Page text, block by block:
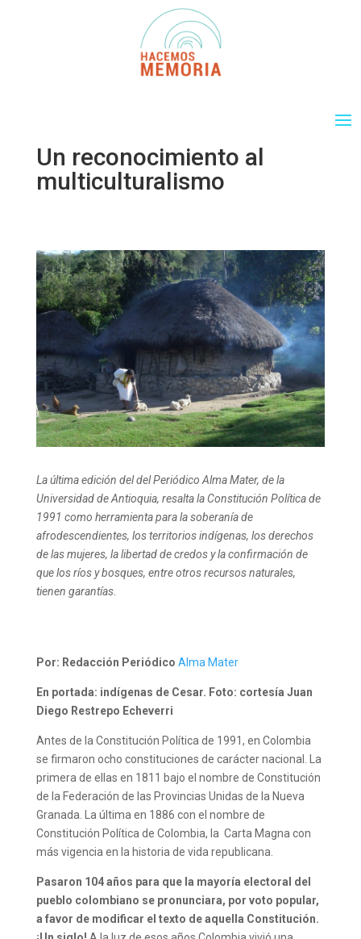
Un reconocimiento al
multiculturalismo
La última edición del del Periódico Alma Mater, de la
Universidad de Antioquia, resalta la Constitución Política de
1991 como herramienta para la soberanía de
afrodescendientes, los territorios indígenas, los derechos
de las mujeres, la libertad de credos y la confirmación de
que los ríos y bosques, entre otros recursos naturales,
tienen garantías.
Por: Redacción Periódico Alma Mater
En portada: indígenas de Cesar. Foto: cortesía Juan
Diego Restrepo Echeverri
Antes de la Constitución Política de 1991, en Colombia
se firmaron ocho constituciones de carácter nacional. La
primera de ellas en 1811 bajo el nombre de Constitución
de la Federación de las Provincias Unidas de la Nueva
Granada. La última en 1886 con el nombre de
Constitución Política de Colombia, la Carta Magna con
más vigencia en la historia de vida republicana.
Pasaron 104 años para que la mayoría electoral del
pueblo colombiano se pronunciara, por voto popular,
a favor de modificar el texto de aquella Constitución.